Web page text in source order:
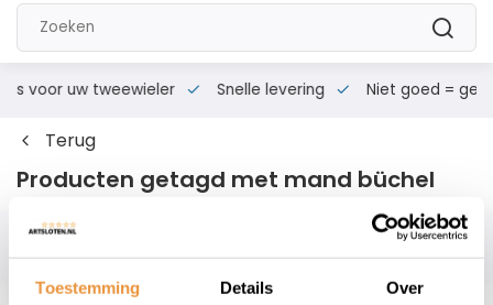
Toestemming Details Over
voor uw tweewieler Snelle levering Niet goed = geld
Terug
Producten getagd met mand büchel
Filters